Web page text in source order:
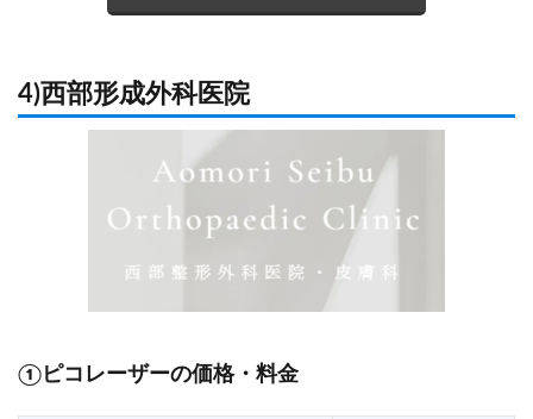
4)西部形成外科医院
①ピコレーザーの価格・料金